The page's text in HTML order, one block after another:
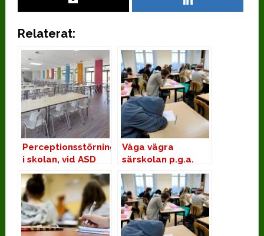
Relaterat:
Perceptionsstörningar
i skolan, vid ASD
Våga vägra
särskolan p.g.a.
Aspergers